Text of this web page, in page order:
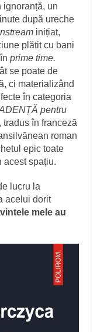
ignoranță, un
după ureche
inițiat,
plătit cu bani
înprime time.
se poate de
ci materializând
în categoria
pentru
tradus în franceză
roman
epic toate
acest spațiu.
lucru la
acelui dorit
mele au